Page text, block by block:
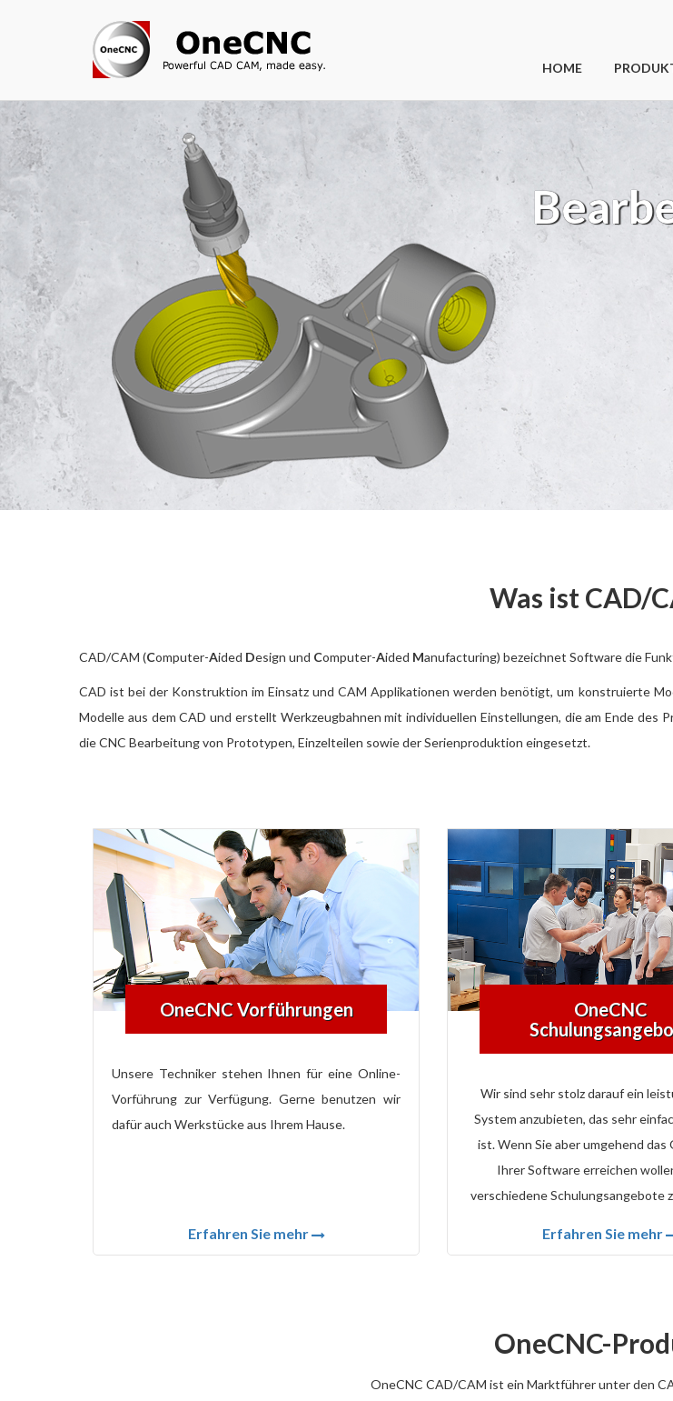
HOME
und steigert
Was ist CAD/
CAD/CAM (Computer-Aided Design und Computer-Aided Manufacturing) bezeichnet Software die
CAD ist bei der Konstruktion im Einsatz und CAM Applikationen werden benötigt, um konstruierte
Modelle aus dem CAD und erstellt Werkzeugbahnen mit individuellen Einstellungen, die am Ende
die CNC Bearbeitung von Prototypen, Einzelteilen sowie der Serienproduktion eingesetzt.
OneCNC Vorführungen
Unsere Techniker stehen Ihnen für eine Online-
Vorführung zur Verfügung. Gerne benutzen wir
dafür auch Werkstücke aus Ihrem Hause.
Erfahren Sie mehr
OneCNC
Wir sind sehr stolz darauf ein
System anzubieten, das sehr
ist. Wenn Sie aber umgehend das
Ihrer Software erreichen
verschiedene Schulungsangebote
Erfahren Sie mehr
OneCNC-
OneCNC CAD/CAM ist ein Marktführer unter den